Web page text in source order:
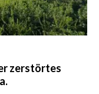
zerstörtes